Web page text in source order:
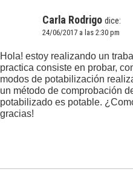
Carla Rodrigo dice:
24/06/2017 a las 2:30 pm
Hola! estoy realizando un
practica consiste en probar,
modos de potabilización
un método de comprobación
potabilizado es potable.
gracias!